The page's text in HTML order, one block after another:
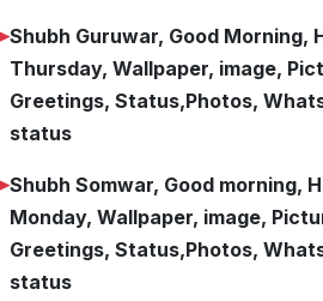
Shubh Guruwar, Good Morning,
Thursday, Wallpaper, image,
Greetings, Status,Photos,
status
Shubh Somwar, Good morning,
Monday, Wallpaper, image,
Greetings, Status,Photos,
status